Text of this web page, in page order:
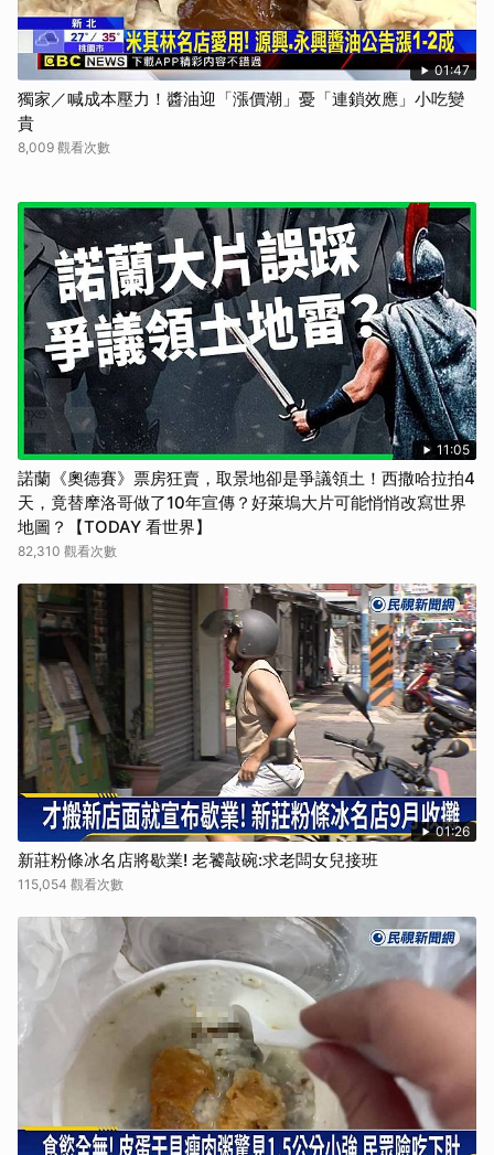
01:47
獨家／喊成本壓力！醬油迎「漲價潮」憂「連鎖效應」小吃變
貴
8,009 觀看次數
11:05
諾蘭《奧德賽》票房狂賣，取景地卻是爭議領土！西撒哈拉拍4
天，竟替摩洛哥做了10年宣傳？好萊塢大片可能悄悄改寫世界
地圖？【TODAY 看世界】
82,310 觀看次數
01:26
新莊粉條冰名店將歇業! 老饕敲碗:求老闆女兒接班
115,054 觀看次數